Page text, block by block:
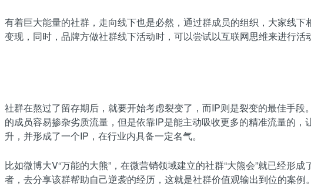
有着巨大能量的社群，走向线下也是必然，通过群成员的组织，大家线
变现，同时，品牌方做社群线下活动时，可以尝试以互联网思维来进行活
社群在熬过了留存期后，就要开始考虑裂变了，而IP则是裂变的最佳手
的成员容易掺杂劣质流量，但是依靠IP是能主动吸收更多的精准流量的
升，并形成了一个IP，在行业内具备一定名气。
比如微博大V“万能的大熊”，在微营销领域建立的社群“大熊会”就已经
者，去分享该群帮助自己逆袭的经历，这就是社群价值观输出到位的案例。